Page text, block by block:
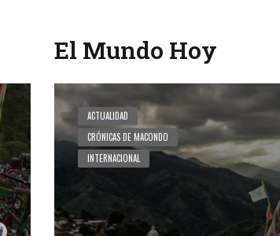
El Mundo Hoy
ACTUALIDAD
CRÓNICAS DE MACONDO
INTERNACIONAL